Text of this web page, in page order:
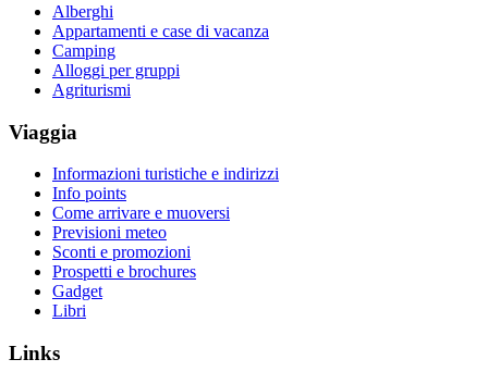
Alberghi
Appartamenti e case di vacanza
Camping
Alloggi per gruppi
Agriturismi
Viaggia
Informazioni turistiche e indirizzi
Info points
Come arrivare e muoversi
Previsioni meteo
Sconti e promozioni
Prospetti e brochures
Gadget
Libri
Links